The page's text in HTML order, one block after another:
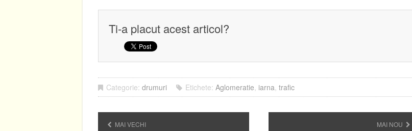
Ti-a placut acest articol?
Categorie: drumuri Etichete: Aglomeratie iarna trafic
MAI VECHI MAI NOU